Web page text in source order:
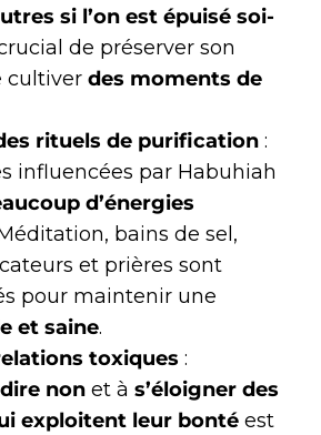
si l’on est épuisé soi-
de préserver son
cultiver des moments de
rituels de purification :
influencées par Habuhiah
d’énergies
bains de sel,
et prières sont
pour maintenir une
et saine.
toxiques :
dire non et à s’éloigner des
exploitent leur bonté est